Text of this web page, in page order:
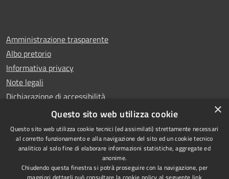
Amministrazione trasparente
Albo pretorio
Informativa privacy
Note legali
Dichiarazione di accessibilità
Whistleblowing
Accessibilità
di Ciampino
×
Questo sito web utilizza cookie
Questo sito web utilizza cookie tecnici (ed assimilati) strettamente necessari
al corretto funzionamento e alla navigazione del sito ed un cookie tecnico
analitico al solo fine di elaborare informazioni statistiche, aggregate ed
anonime.
Chiudendo questa finestra si potrà proseguire con la navigazione, per